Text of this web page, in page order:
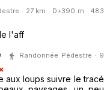
· 27 km · D+390 m · 483
l'aff
Randonnée Pédestre · 9
aux loups suivre le tracé